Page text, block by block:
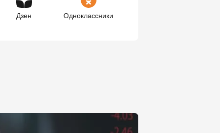
Дзен Одноклассники